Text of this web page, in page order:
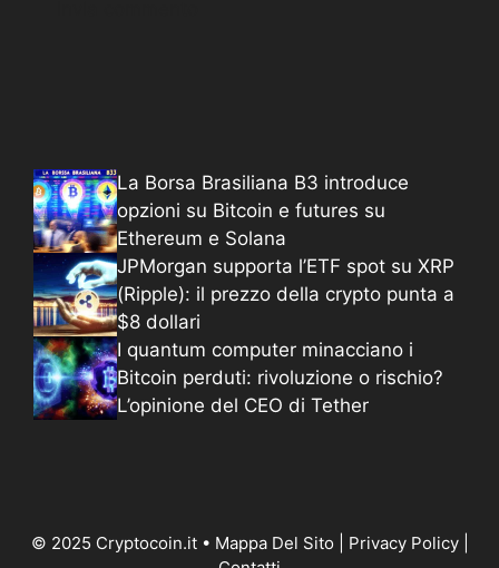
La Borsa Brasiliana B3 introduce
opzioni su Bitcoin e futures su
Ethereum e Solana
JPMorgan supporta l’ETF spot su XRP
(Ripple): il prezzo della crypto punta a
$8 dollari
I quantum computer minacciano i
Bitcoin perduti: rivoluzione o rischio?
L’opinione del CEO di Tether
© 2025 Cryptocoin.it • Mappa Del Sito Privacy Policy|